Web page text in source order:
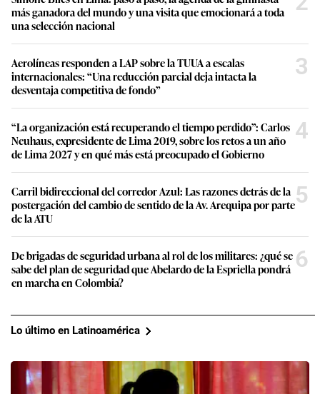
más ganadora del mundo y una visita que emocionará a toda
una selección nacional
Aerolíneas responden a LAP sobre la TUUA a escalas
internacionales: “Una reducción parcial deja intacta la
desventaja competitiva de fondo”
3
“La organización está recuperando el tiempo perdido”: Carlos
Neuhaus, expresidente de Lima 2019, sobre los retos a un año
de Lima 2027 y en qué más está preocupado el Gobierno
4
Carril bidireccional del corredor Azul: Las razones detrás de la
postergación del cambio de sentido de la Av. Arequipa por parte
de la ATU
5
De brigadas de seguridad urbana al rol de los militares: ¿qué se
sabe del plan de seguridad que Abelardo de la Espriella pondrá
en marcha en Colombia?
6
Lo último en Latinoamérica